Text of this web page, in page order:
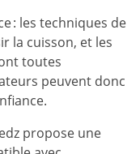
: les techniques de
la cuisson, et les
toutes
peuvent donc
propose une